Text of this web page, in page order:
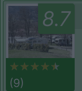
8.7
(9)